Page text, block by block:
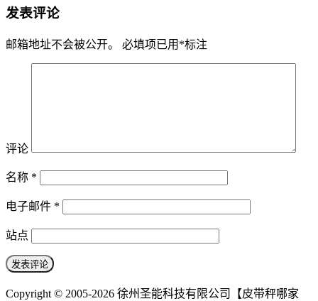
发表评论
邮箱地址不会被公开。 必填项已用 *标注
评论
名称 *
电子邮件 *
站点
Copyright © 2005-2026 徐州圣能科技有限公司【皮带秤哪家